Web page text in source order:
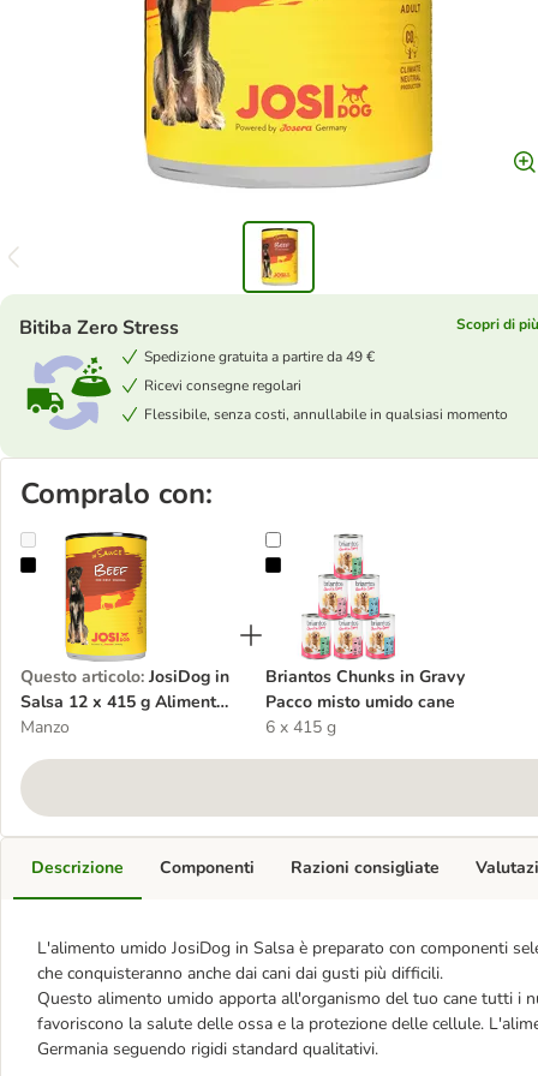
Bitiba Zero Stress
Scopri di più
Spedizione gratuita a partire da 49 €
Ricevi consegne regolari
Flessibile, senza costi, annullabile in qualsiasi momento
Compralo con:
JosiDog in Salsa 12 x 415 g Alimento umido per cani
Questo articolo: JosiDog in
Salsa 12 x 415 g Alimento
umido per cani
Manzo
Briantos Chunks in Gravy Pacco
Briantos Chunks in Gravy
Pacco misto umido cane
6 x 415 g
Descrizione
L'alimento umido JosiDog in Salsa è preparato con componenti
che conquisteranno anche dai cani dai gusti più difficili.
Questo alimento umido apporta all'organismo del tuo cane tutti i
favoriscono la salute delle ossa e la protezione delle cellule.
Germania seguendo rigidi standard qualitativi.
Componenti Razioni consigliate